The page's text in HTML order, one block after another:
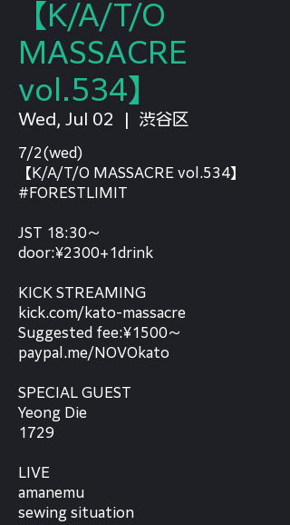
【K/A/T/O
MASSACRE
vol.534】
Wed, Jul 02 渋谷区
7/2(wed)
【K/A/T/O MASSACRE vol.534】
#FORESTLIMIT
JST 18:30〜
door:¥2300+1drink
KICK STREAMING
kick.com/kato-massacre
Suggested fee:¥1500〜
paypal.me/NOVOkato
SPECIAL GUEST
Yeong Die
1729
LIVE
amanemu
sewing situation